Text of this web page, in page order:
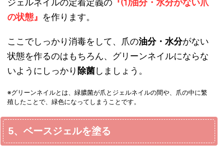
ジェルネイルの定着定義の 『⑴油分・水分がない爪
の状態』 を作ります。
ここでしっかり消毒をして、爪の油分・水分がない
状態を作るのはもちろん、グリーンネイルにならな
いようにしっかり 除菌しましょう。
※グリーンネイルとは、緑膿菌が爪とジェルネイルの間や、爪の中に繁
殖したことで、緑色になってしまうことです。
5、ベースジェルを塗る